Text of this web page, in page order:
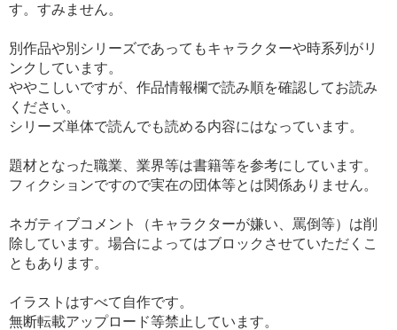
す。すみません。
別作品や別シリーズであってもキャラクターや時系列がリ
ンクしています。
ややこしいですが、作品情報欄で読み順を確認してお読み
ください。
シリーズ単体で読んでも読める内容にはなっています。
題材となった職業、業界等は書籍等を参考にしています。
フィクションですので実在の団体等とは関係ありません。
ネガティブコメント（キャラクターが嫌い、罵倒等）は削
除しています。場合によってはブロックさせていただくこ
ともあります。
イラストはすべて自作です。
無断転載アップロード等禁止しています。